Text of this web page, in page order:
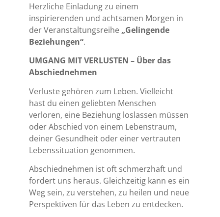
Herzliche Einladung zu einem
inspirierenden und achtsamen Morgen in
der Veranstaltungsreihe „Gelingende
Beziehungen“.
UMGANG MIT VERLUSTEN – Über das
Abschiednehmen
Verluste gehören zum Leben. Vielleicht
hast du einen geliebten Menschen
verloren, eine Beziehung loslassen müssen
oder Abschied von einem Lebenstraum,
deiner Gesundheit oder einer vertrauten
Lebenssituation genommen.
Abschiednehmen ist oft schmerzhaft und
fordert uns heraus. Gleichzeitig kann es ein
Weg sein, zu verstehen, zu heilen und neue
Perspektiven für das Leben zu entdecken.